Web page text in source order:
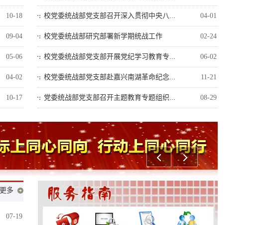
10-18
09-04
05-06
04-02
10-17
校党委统战部党支部召开深入贯彻中央八... 04-01
校党委统战部研究部署新学期统战工作 02-24
校党委统战部党支部开展党纪学习教育专... 06-02
校党委统战部党支部赴嘉兴南湖革命纪念... 11-21
党委统战部党支部召开主题教育专题组织... 08-29
上一个 下一个
更多
07-19